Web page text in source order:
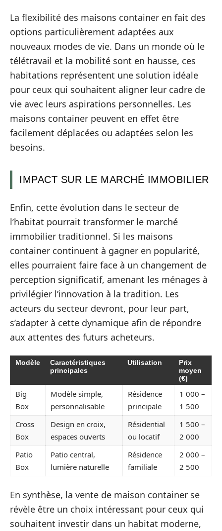
La flexibilité des maisons container en fait des
options particulièrement adaptées aux
nouveaux modes de vie. Dans un monde où le
télétravail et la mobilité sont en hausse, ces
habitations représentent une solution idéale
pour ceux qui souhaitent aligner leur cadre de
vie avec leurs aspirations personnelles. Les
maisons container peuvent en effet être
facilement déplacées ou adaptées selon les
besoins.
IMPACT SUR LE MARCHÉ IMMOBILIER
Enfin, cette évolution dans le secteur de
l’habitat pourrait transformer le marché
immobilier traditionnel. Si les maisons
container continuent à gagner en popularité,
elles pourraient faire face à un changement de
perception significatif, amenant les ménages à
privilégier l’innovation à la tradition. Les
acteurs du secteur devront, pour leur part,
s’adapter à cette dynamique afin de répondre
aux attentes des futurs acheteurs.
Modèle
Caractéristiques
principales
Utilisation
Prix
moyen
(€)
Big
Box
Modèle simple,
personnalisable
Résidence
principale
1 000 –
1 500
Cross
Box
Design en croix,
espaces ouverts
Résidential
ou locatif
1 500 –
2 000
Patio
Box
Patio central,
lumière naturelle
Résidence
familiale
2 000 –
2 500
En synthèse, la vente de maison container se
révèle être un choix intéressant pour ceux qui
souhaitent investir dans un habitat moderne,